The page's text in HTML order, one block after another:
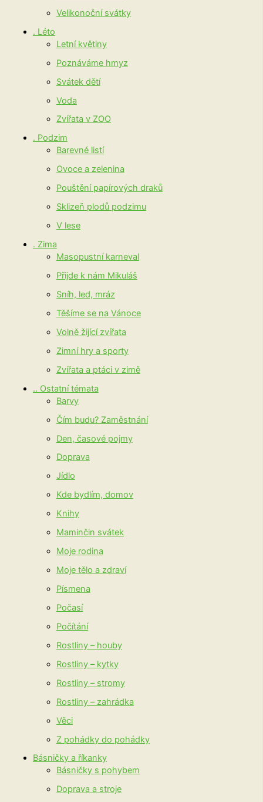
Velikonoční svátky
. Léto
Letní květiny
Poznáváme hmyz
Svátek dětí
Voda
Zvířata v ZOO
. Podzim
Barevné listí
Ovoce a zelenina
Pouštění papírových draků
Sklizeň plodů podzimu
V lese
. Zima
Masopustní karneval
Přijde k nám Mikuláš
Sníh, led, mráz
Těšíme se na Vánoce
Volně žijící zvířata
Zimní hry a sporty
Zvířata a ptáci v zimě
.. Ostatní témata
Barvy
Čím budu? Zaměstnání
Den, časové pojmy
Doprava
Jídlo
Kde bydlím, domov
Knihy
Maminčin svátek
Moje rodina
Moje tělo a zdraví
Písmena
Počasí
Počítání
Rostliny – houby
Rostliny – kytky
Rostliny – stromy
Rostliny – zahrádka
Věci
Z pohádky do pohádky
Básničky a říkanky
Básničky s pohybem
Doprava a stroje